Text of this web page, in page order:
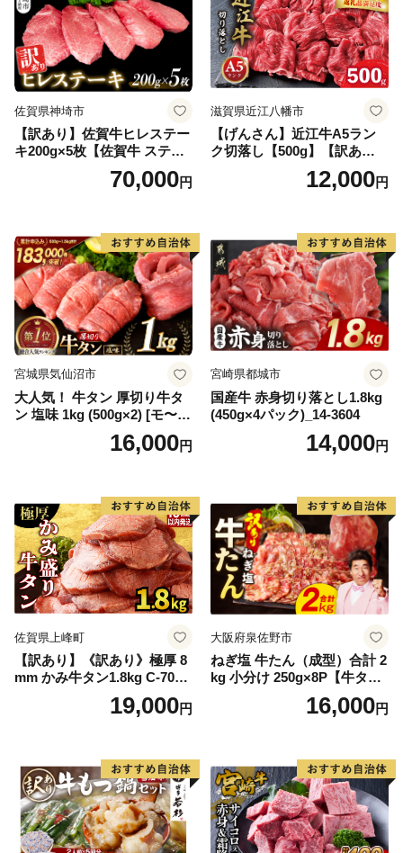
佐賀県神埼市
【訳あり】佐賀牛ヒレステー
キ200g×5枚【佐賀牛 ステー
キ ブランド肉 ヒレ肉 フィレ
肉 ジューシー ヘルシー】(H0
70,000円
滋賀県近江八幡市
【げんさん】近江牛A5ラン
ク切落し【500g】【訳あり】
12,000円
宮城県気仙沼市
大人気！ 牛タン 厚切り牛タ
ン 塩味 1kg (500g×2) [モ〜ラ
ンド 宮城県 気仙沼市 205646
60] 肉 牛肉 精肉 牛たん 牛タ
厚切り タン
16,000円
宮崎県都城市
国産牛 赤身切り落とし1.8kg
(450g×4パック)_14-3604
14,000円
佐賀県上峰町
【訳あり】《訳あり》極厚 8
mm かみ牛タン1.8kg C-709-
19,000円
大阪府泉佐野市
ねぎ塩 牛たん（成型）合計 2
kg 小分け 250g×8P【牛タン
牛肉 焼肉用 薄切り 訳あり サ
16,000円